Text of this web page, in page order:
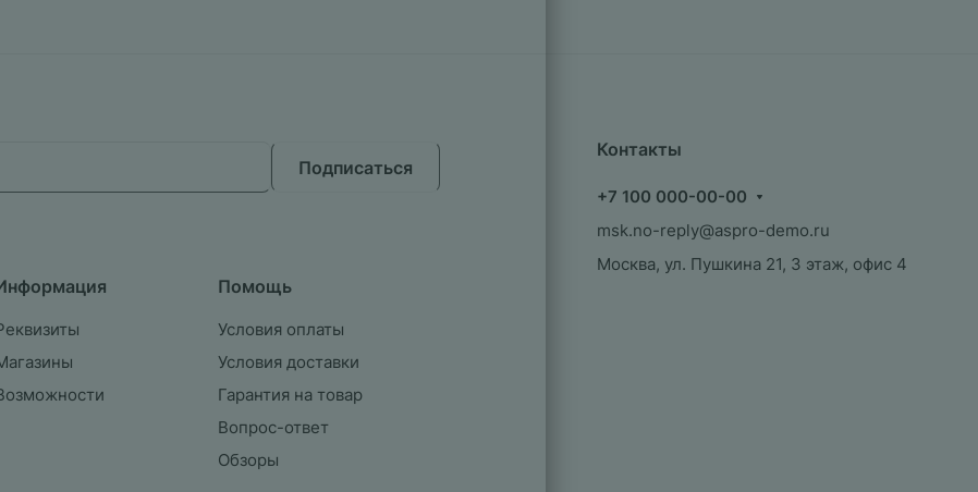
Подписаться
Помощь
Условия оплаты
Условия доставки
Гарантия на товар
Вопрос-ответ
Обзоры
Контакты
+7 100 000-00-00
msk.no-reply@aspro-demo.ru
Москва, ул. Пушкина 21, 3 этаж, офис 4